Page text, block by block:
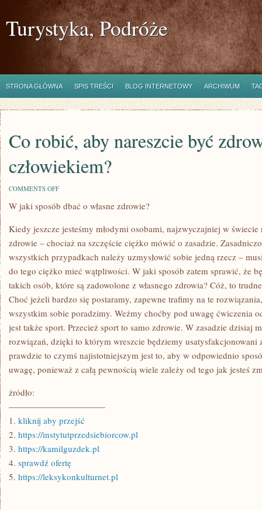
Turystyka, Podróże
STRONA GŁÓWNA SPIS TREŚCI BLOG INTERNETOWY ARCHIWUM
Co robić, aby nareszcie być
człowiekiem?
COMMENTS OFFON
ROBIĆ,
BYĆ
ZDROWYM
CZŁOWIEKIEM?
W jaki sposób dbać o własne zdrowie?
Kiedy jeszcze jesteśmy młodymi osobami, najzwyczajniej w świecie
zdrowie – chociaż na szczęście ciężko mówić o zasadzie.
wszystkich przypadkach należy uzmysłowić sobie jedną rzecz –
do tego ciężko mieć wątpliwości. W jaki sposób zatem sprawić, że
takich osób, które są zadowolone z własnego zdrowia? Cóż, to
Choć jeżeli bardzo się postaramy, zapewne trafimy na te
wszystkim sobie poradzimy. Weźmy choćby pod uwagę ćwiczenia
jest także sport. Przecież sport to samo zdrowie. W zasadzie dzisiaj
rozwiązań, dzięki to którym wreszcie będziemy usatysfakcjonowani
prawdzie to czymś najistotniejszym jest to, aby w odpowiednio
uwagę, ponieważ z całą pewnością wiele zależy od tego jak jesteś
źródło:
———————————
1. kliknij aby przejść
2. https://instytutprzedsiebiorcow.pl
3. https://kamilguzdek.pl
4. sprawdź ofertę
5. https://leksykonkulturnet.pl